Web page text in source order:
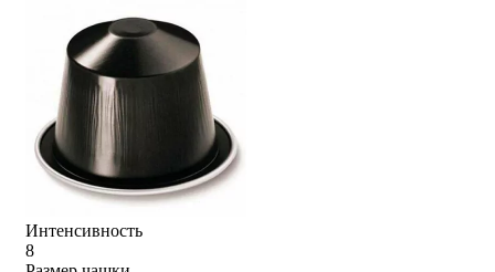
Интенсивность
8